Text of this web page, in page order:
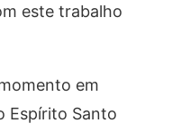
este trabalho
em
Espírito Santo